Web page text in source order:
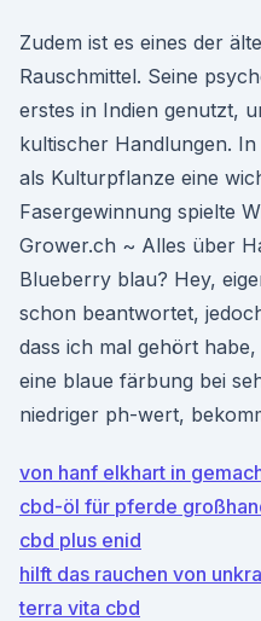
Zudem ist es eines der
Rauschmittel. Seine
erstes in Indien genutzt,
kultischer Handlungen.
als Kulturpflanze eine
Fasergewinnung spielte
Grower.ch ~ Alles über
Blueberry blau? Hey,
schon beantwortet,
dass ich mal gehört
eine blaue färbung bei
niedriger ph-wert,
von hanf elkhart in
cbd-öl für pferde
cbd plus enid
hilft das rauchen von
terra vita cbd